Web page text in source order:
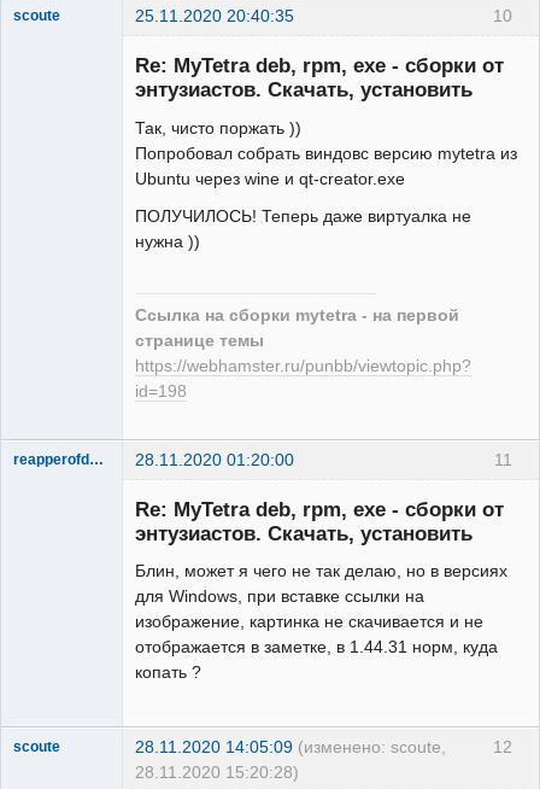
10
scoute 25.11.2020 20:40:35
Re: MyTetra deb, rpm, exe - сборки от
энтузиастов. Скачать, установить
Так, чисто поржать ))
Попробовал собрать виндовс версию mytetra из
Ubuntu через wine и qt-creator.exe
ПОЛУЧИЛОСЬ! Теперь даже виртуалка не
нужна ))
Ссылка на сборки mytetra - на первой
странице темы
https://webhamster.ru/punbb/viewtopic.php?
id=198
11
reapperofdark 28.11.2020 01:20:00
Re: MyTetra deb, rpm, exe - сборки от
энтузиастов. Скачать, установить
Блин, может я чего не так делаю, но в версиях
для Windows, при вставке ссылки на
изображение, картинка не скачивается и не
отображается в заметке, в 1.44.31 норм, куда
копать ?
12
scoute 28.11.2020 14:05:09 (изменено: scoute,
28.11.2020 15:20:28)